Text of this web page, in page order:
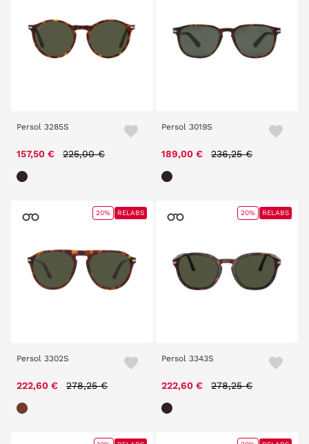
Persol 3285S
157,50 € Price reduced from
225,00 €
Persol 3019S
189,00 € Price reduced from
236,25 €
Persol 3302S
222,60 € Price reduced from
278,25 €
20% RELABS
Persol 3343S
222,60 € Price reduced from
278,25 €
20% RELABS